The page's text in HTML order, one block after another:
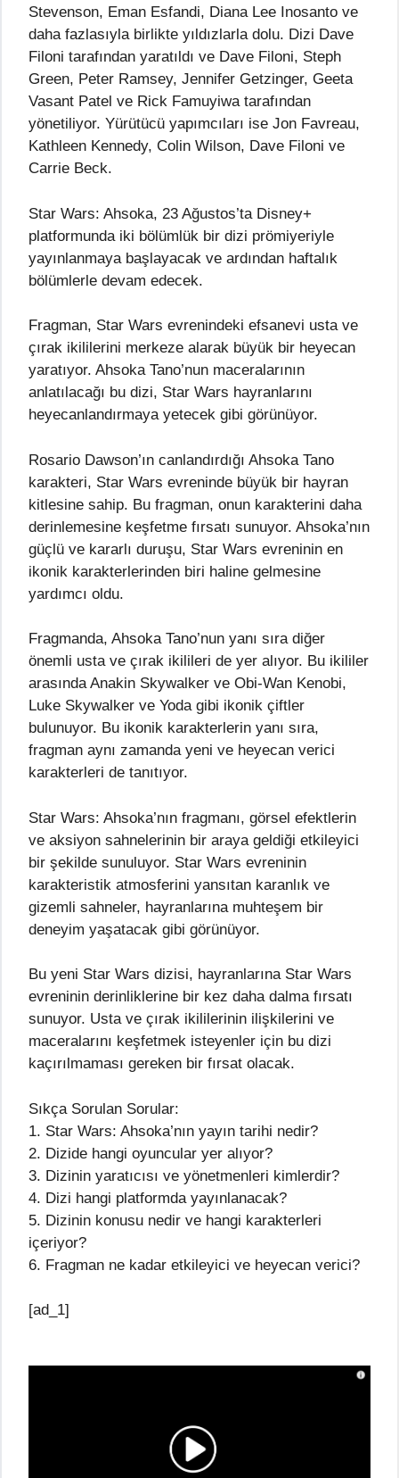
Stevenson, Eman Esfandi, Diana Lee Inosanto ve
daha fazlasıyla birlikte yıldızlarla dolu. Dizi Dave
Filoni tarafından yaratıldı ve Dave Filoni, Steph
Green, Peter Ramsey, Jennifer Getzinger, Geeta
Vasant Patel ve Rick Famuyiwa tarafından
yönetiliyor. Yürütücü yapımcıları ise Jon Favreau,
Kathleen Kennedy, Colin Wilson, Dave Filoni ve
Carrie Beck.
Star Wars: Ahsoka, 23 Ağustos’ta Disney+
platformunda iki bölümlük bir dizi prömiyeriyle
yayınlanmaya başlayacak ve ardından haftalık
bölümlerle devam edecek.
Fragman, Star Wars evrenindeki efsanevi usta ve
çırak ikililerini merkeze alarak büyük bir heyecan
yaratıyor. Ahsoka Tano’nun maceralarının
anlatılacağı bu dizi, Star Wars hayranlarını
heyecanlandırmaya yetecek gibi görünüyor.
Rosario Dawson’ın canlandırdığı Ahsoka Tano
karakteri, Star Wars evreninde büyük bir hayran
kitlesine sahip. Bu fragman, onun karakterini daha
derinlemesine keşfetme fırsatı sunuyor. Ahsoka’nın
güçlü ve kararlı duruşu, Star Wars evreninin en
ikonik karakterlerinden biri haline gelmesine
yardımcı oldu.
Fragmanda, Ahsoka Tano’nun yanı sıra diğer
önemli usta ve çırak ikilileri de yer alıyor. Bu ikililer
arasında Anakin Skywalker ve Obi-Wan Kenobi,
Luke Skywalker ve Yoda gibi ikonik çiftler
bulunuyor. Bu ikonik karakterlerin yanı sıra,
fragman aynı zamanda yeni ve heyecan verici
karakterleri de tanıtıyor.
Star Wars: Ahsoka’nın fragmanı, görsel efektlerin
ve aksiyon sahnelerinin bir araya geldiği etkileyici
bir şekilde sunuluyor. Star Wars evreninin
karakteristik atmosferini yansıtan karanlık ve
gizemli sahneler, hayranlarına muhteşem bir
deneyim yaşatacak gibi görünüyor.
Bu yeni Star Wars dizisi, hayranlarına Star Wars
evreninin derinliklerine bir kez daha dalma fırsatı
sunuyor. Usta ve çırak ikililerinin ilişkilerini ve
maceralarını keşfetmek isteyenler için bu dizi
kaçırılmaması gereken bir fırsat olacak.
Sıkça Sorulan Sorular:
1. Star Wars: Ahsoka’nın yayın tarihi nedir?
2. Dizide hangi oyuncular yer alıyor?
3. Dizinin yaratıcısı ve yönetmenleri kimlerdir?
4. Dizi hangi platformda yayınlanacak?
5. Dizinin konusu nedir ve hangi karakterleri
içeriyor?
6. Fragman ne kadar etkileyici ve heyecan verici?
[ad_1]